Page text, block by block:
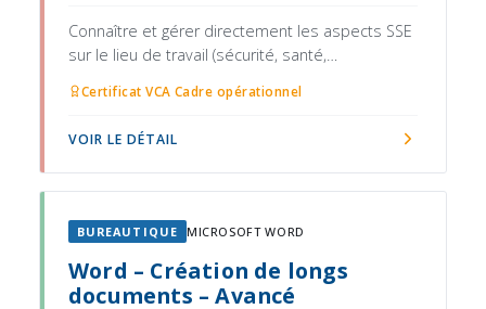
Connaître et gérer directement les aspects SSE
sur le lieu de travail (sécurité, santé,
Certificat VCA Cadre opérationnel
VOIR LE DÉTAIL
BUREAUTIQUE MICROSOFT WORD
Word – Création de longs
documents – Avancé